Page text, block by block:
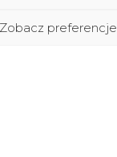
Zobacz preferencje